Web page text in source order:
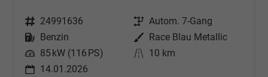
Fahrzeugnr. 24991636 Getriebe Autom. 7-Gang
Kraftstoff
Benzin Außenfarbe
Race Blau Metallic
Leistung 85 kW (116 PS) Kilometerstand 10 km
14.01.2026